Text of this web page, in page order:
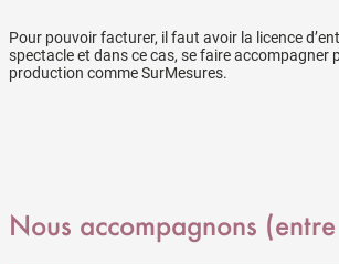
Pour pouvoir facturer, il faut avoir la licence
spectacle et dans ce cas, se faire accompagner
production comme SurMesures.
Nous accompagnons